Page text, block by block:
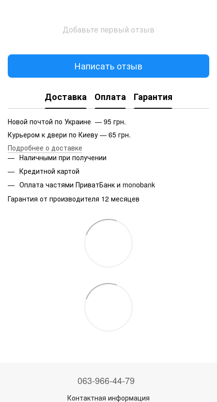
Добавьте первый отзыв
Написать отзыв
Доставка Оплата Гарантия
Новой почтой по Украине — 95 грн.
Курьером к двери по Киеву — 65 грн.
Подробнее о доставке
Наличными при получении
Кредитной картой
Оплата частями ПриватБанк и monobank
Гарантия от производителя 12 месяцев
063-966-44-79
Контактная информация